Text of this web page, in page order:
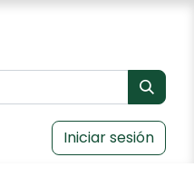
Iniciar sesión